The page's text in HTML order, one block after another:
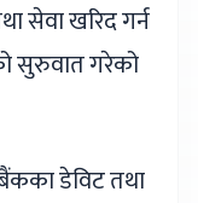
सेवा खरिद गर्न
सुरुवात गरेको
डेविट तथा